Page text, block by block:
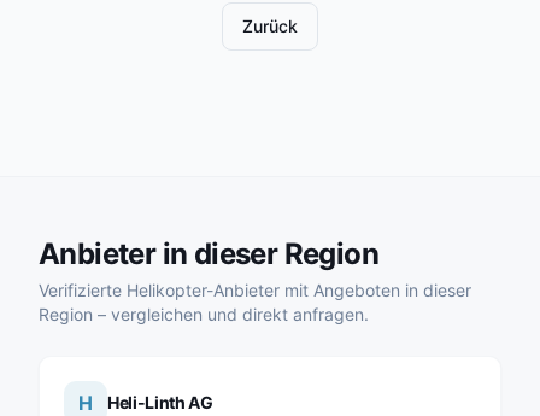
Zurück
Anbieter in dieser Region
Verifizierte Helikopter-Anbieter mit Angeboten in dieser
Region – vergleichen und direkt anfragen.
H Heli-Linth AG